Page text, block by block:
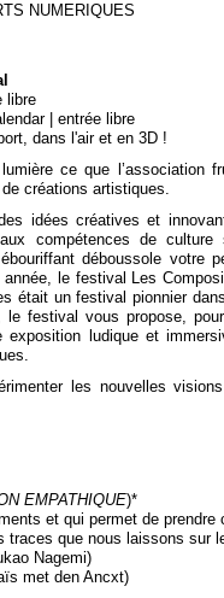
NUMERIQUES
libre
| entrée libre
dans l'air et en 3D !
ce que l’association
créations artistiques.
idées créatives et
compétences de culture
déboussole votre
le festival Les
était un festival pionnier
le festival vous propose,
exposition ludique et
les nouvelles
EMPATHIQUE)*
et qui permet de
que nous laissons sur
Nagemi)
met den Ancxt)